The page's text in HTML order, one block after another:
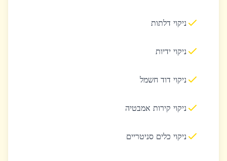
ניקוי דלתות
ניקוי ידיות
ניקוי דוד חשמל
ניקוי קירות אמבטיה
ניקוי כלים סניטריים